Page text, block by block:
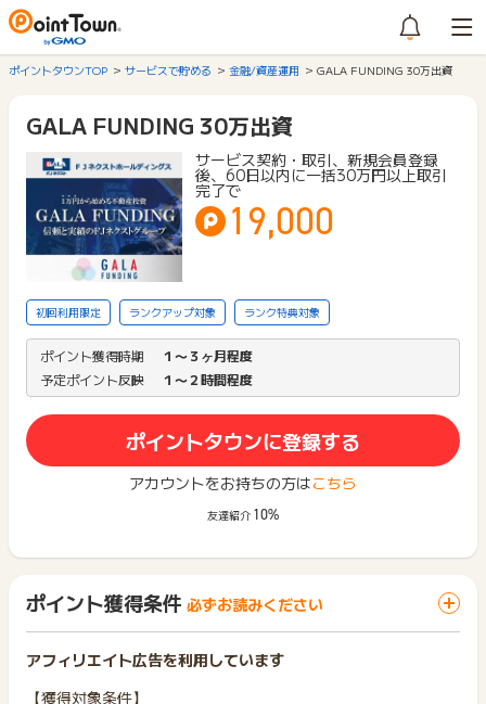
ポイントタウンTOP サービスで貯める 金融/資産運用 GALA FUNDING 30万出資
GALA FUNDING 30万出資
サービス契約・取引、新規会員登録
後、60日以内に一括30万円以上取引
完了で
19,000
初回利用限定 ランクアップ対象 ランク特典対象
ポイント獲得時期
１〜３ヶ月程度
予定ポイント反映
１〜２時間程度
ポイントタウンに登録する
アカウントをお持ちの方はこちら
友達紹介 10%
ポイント獲得条件 必ずお読みください
アフィリエイト広告を利用しています
【獲得対象条件】